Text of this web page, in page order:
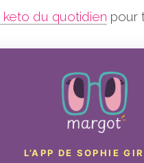
du quotidien pour
L’APP DE SOPHIE